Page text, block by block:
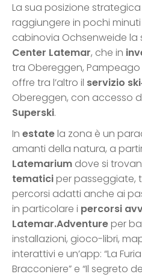
La sua posizione
raggiungere in pochi
cabinovia Ochsenweide la
Center Latemar, che in
tra Obereggen, Pampeago
offre tra l’altro il servizio
Obereggen, con accesso
Superski.
In estatela zona è un
amanti della natura, a
Latemarium dove si
tematiciper passeggiate,
percorsi adatti anche ai
in particolare i percorsi
Latemar.Adventureper
installazioni, gioco-libri,
interattivi e un’app: “La
Bracconiere” e “Il segreto